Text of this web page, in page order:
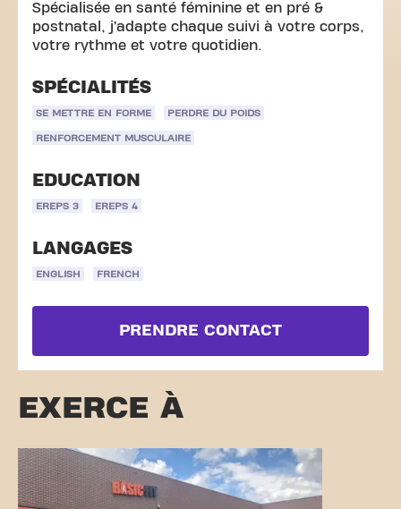
Spécialisée en santé féminine et en pré &
postnatal, j’adapte chaque suivi à votre corps,
votre rythme et votre quotidien.
SPÉCIALITÉS
SE METTRE EN FORME PERDRE DU POIDS
RENFORCEMENT MUSCULAIRE
EDUCATION
EREPS 3 EREPS 4
LANGAGES
ENGLISH FRENCH
PRENDRE CONTACT
EXERCE À